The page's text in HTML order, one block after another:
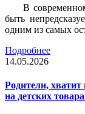
В
быть
одним из самых
Подробнее
14.05.2026
Родители,
на детских